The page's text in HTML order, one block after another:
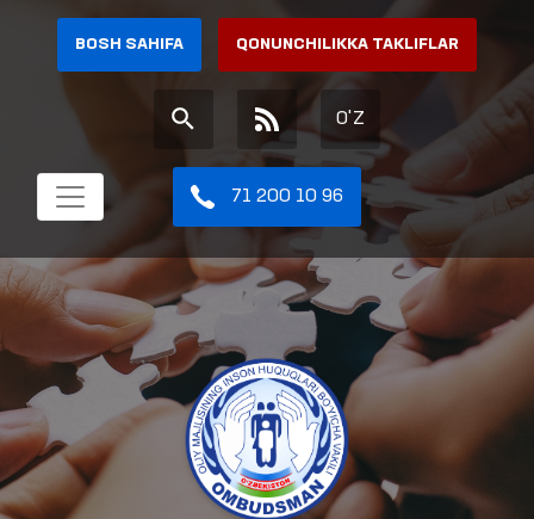
BOSH SAHIFA QONUNCHILIKKA TAKLIFLAR
O'Z
71 200 10 96